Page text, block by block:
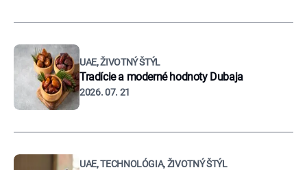
UAE, ŽIVOTNÝ ŠTÝL
Tradície a moderné hodnoty Dubaja
2026. 07. 21
UAE, TECHNOLÓGIA, ŽIVOTNÝ ŠTÝL